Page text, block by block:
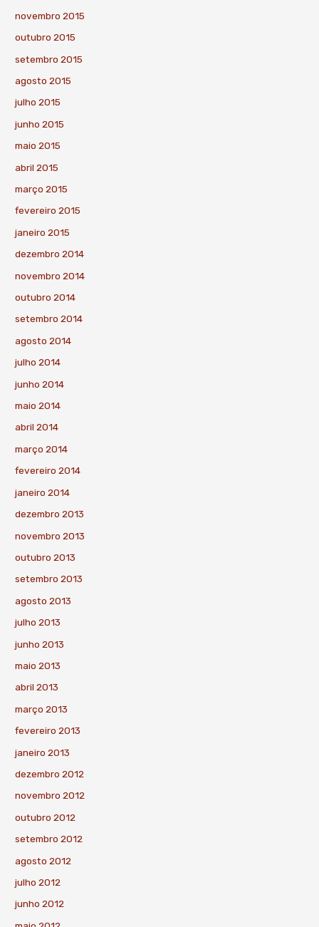
novembro 2015
outubro 2015
setembro 2015
agosto 2015
julho 2015
junho 2015
maio 2015
abril 2015
março 2015
fevereiro 2015
janeiro 2015
dezembro 2014
novembro 2014
outubro 2014
setembro 2014
agosto 2014
julho 2014
junho 2014
maio 2014
abril 2014
março 2014
fevereiro 2014
janeiro 2014
dezembro 2013
novembro 2013
outubro 2013
setembro 2013
agosto 2013
julho 2013
junho 2013
maio 2013
abril 2013
março 2013
fevereiro 2013
janeiro 2013
dezembro 2012
novembro 2012
outubro 2012
setembro 2012
agosto 2012
julho 2012
junho 2012